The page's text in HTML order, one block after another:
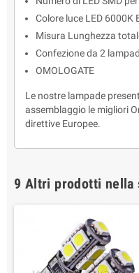
Colore luce LED 6000K
Misura Lunghezza
Confezione da 2
OMOLOGATE
Le nostre lampade
assemblaggio le migliori
direttive Europee.
9 Altri prodotti nella